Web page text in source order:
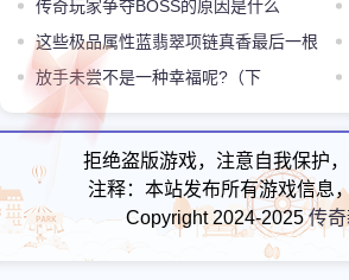
宝 传奇玩家争夺BOSS的原因是什么
这些极品属性蓝翡翠项链真香最后一根
太强
图
放手未尝不是一种幸福呢?（下
拒绝盗版游戏，注意自我保护
注释：本站发布所有游戏信息
Copyright 2024-2025传